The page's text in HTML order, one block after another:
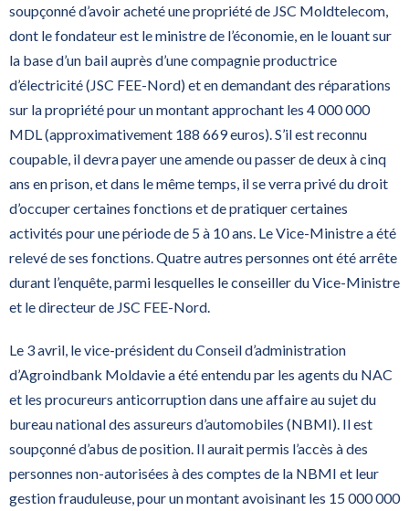
soupçonné d’avoir acheté une propriété de JSC Moldtelecom,
dont le fondateur est le ministre de l’économie, en le louant sur
la base d’un bail auprès d’une compagnie productrice
d’électricité (JSC FEE-Nord) et en demandant des réparations
sur la propriété pour un montant approchant les 4 000 000
MDL (approximativement 188 669 euros). S’il est reconnu
coupable, il devra payer une amende ou passer de deux à cinq
ans en prison, et dans le même temps, il se verra privé du droit
d’occuper certaines fonctions et de pratiquer certaines
activités pour une période de 5 à 10 ans. Le Vice-Ministre a été
relevé de ses fonctions. Quatre autres personnes ont été arrête
durant l’enquête, parmi lesquelles le conseiller du Vice-Ministre
et le directeur de JSC FEE-Nord.
Le 3 avril, le vice-président du Conseil d’administration
d’Agroindbank Moldavie a été entendu par les agents du NAC
et les procureurs anticorruption dans une affaire au sujet du
bureau national des assureurs d’automobiles (NBMI). Il est
soupçonné d’abus de position. Il aurait permis l’accès à des
personnes non-autorisées à des comptes de la NBMI et leur
gestion frauduleuse, pour un montant avoisinant les 15 000 000